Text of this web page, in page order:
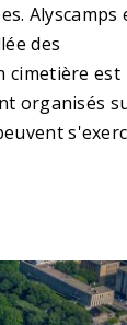
Alyscamps
des
cimetière est
organisés